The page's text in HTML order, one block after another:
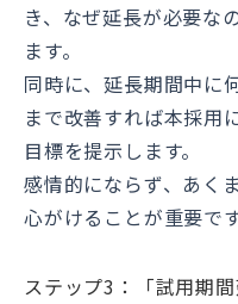
き、なぜ延長が必要な
ます。
同時に、延長期間中に
まで改善すれば本採用
目標を提示します。
感情的にならず、あく
心がけることが重要です
ステップ3：「試用期